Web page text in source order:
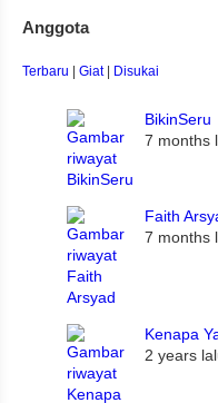
Anggota
Terbaru | Giat | Disukai
BikinSeru
7 months
Faith
7 months
Kenapa
2 years